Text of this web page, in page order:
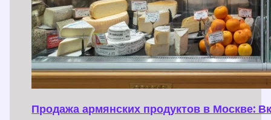
Продажа армянских продуктов в Москве: